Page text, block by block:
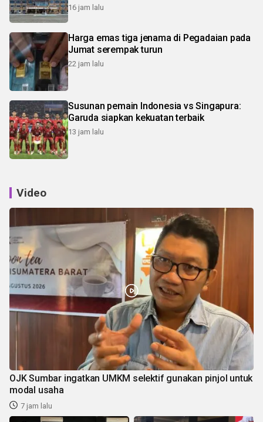
16 jam lalu
Harga emas tiga jenama di Pegadaian pada
Jumat serempak turun
22 jam lalu
Susunan pemain Indonesia vs Singapura:
Garuda siapkan kekuatan terbaik
13 jam lalu
Video
OJK Sumbar ingatkan UMKM selektif gunakan pinjol untuk
modal usaha
7 jam lalu